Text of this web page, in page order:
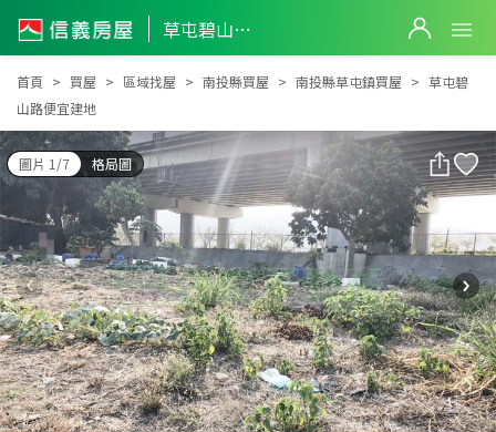
草屯碧山路便宜建地
草屯碧山路便宜建地
首頁 買屋 區域找屋 南投縣買屋 南投縣草屯鎮買屋
草屯碧
山路便宜建地
圖片 1/7 格局圖